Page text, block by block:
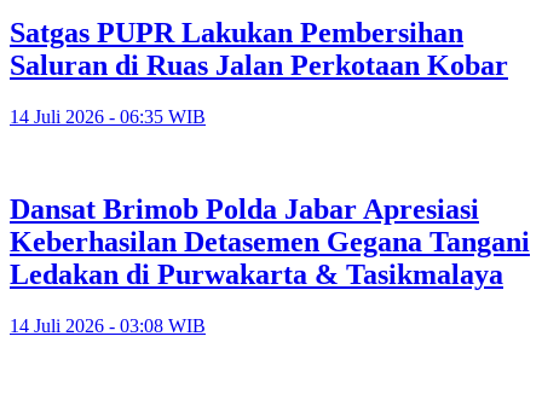
Satgas PUPR Lakukan Pembersihan
Saluran di Ruas Jalan Perkotaan Kobar
14 Juli 2026 - 06:35 WIB
Dansat Brimob Polda Jabar Apresiasi
Keberhasilan Detasemen Gegana Tangani
Ledakan di Purwakarta & Tasikmalaya
14 Juli 2026 - 03:08 WIB